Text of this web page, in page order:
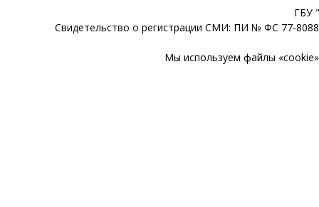
ГБУ
Свидетельство о регистрации СМИ: ПИ № ФС 77-
Мы используем файлы «cookie»